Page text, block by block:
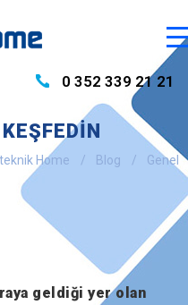
0 352 339 21 21
Home Blog Genel
geldiği yer olan